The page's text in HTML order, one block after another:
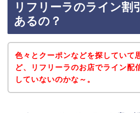
リフリーラのライン割
あるの？
色々とクーポンなどを探していて
ど、リフリーラのお店でライン配
していないのかな～。